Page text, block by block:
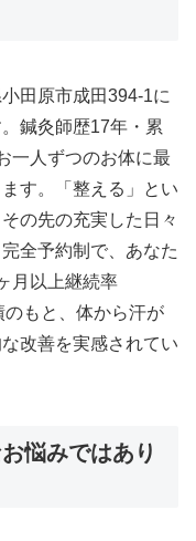
田原市成田394-1に
鍼灸師歴17年・累
一人ずつのお体に最
す。「整える」とい
の先の充実した日々
全予約制で、あなた
月以上継続率
もと、体から汗が
改善を実感されてい
悩みではあり